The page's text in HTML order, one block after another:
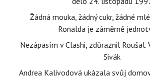
Žádná mouka, žádný cukr, žádné
Ronalda je záměrně
Nezápasím v Clashi, zdůraznil
Sivák
Andrea Kalivodová ukázala svůj